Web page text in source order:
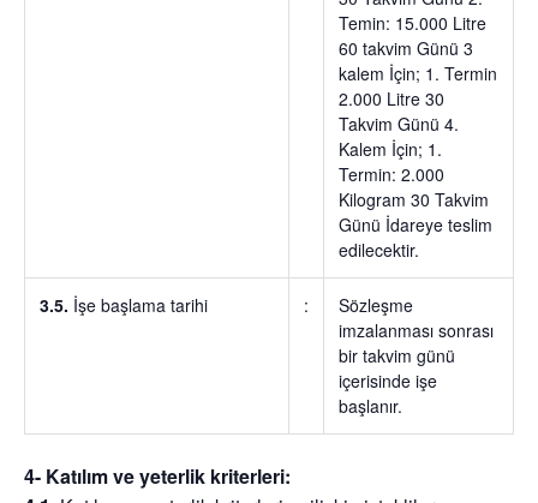
Temin: 15.000 Litre
60 takvim Günü 3
kalem İçin; 1. Termin
2.000 Litre 30
Takvim Günü 4.
Kalem İçin; 1.
Termin: 2.000
Kilogram 30 Takvim
Günü İdareye teslim
edilecektir.
3.5. İşe başlama tarihi :
Sözleşme
imzalanması sonrası
bir takvim günü
içerisinde işe
başlanır.
4- Katılım ve yeterlik kriterleri: